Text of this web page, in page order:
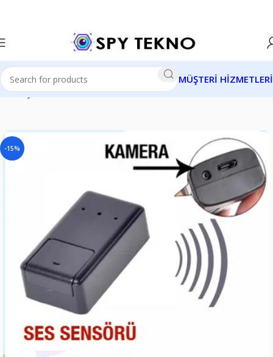
MÜŞTERİ HİZMETLERİ
Ana Sayfa Dinleme Cihazları
-15%